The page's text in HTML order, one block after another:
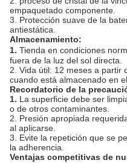
empaquetado componente.
3. Protección suave de la
antiestática.
Almacenamiento:
1. Tienda en condiciones
fuera de la luz del sol directa.
2. Vida útil: 12 meses a partir
cuando está almacenado en
Recordatorio de la
1. La superficie debe ser
o de otros contaminantes.
2. Presión apropiada
al aplicarse.
3. Evite la repetición que se
la adherencia.
Ventajas competitivas de